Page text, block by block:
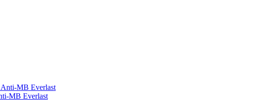
MB Everlast